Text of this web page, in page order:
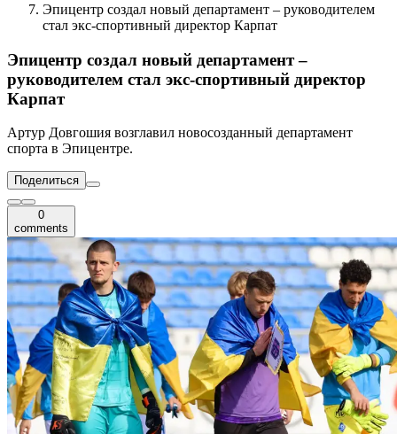
Эпицентр создал новый департамент – руководителем
стал экс-спортивный директор Карпат
Эпицентр создал новый департамент –
руководителем стал экс-спортивный директор
Карпат
Артур Довгошия возглавил новосозданный департамент
спорта в Эпицентре.
Поделиться
0
comments